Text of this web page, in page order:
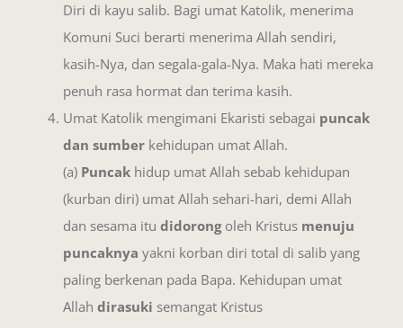
Diri di kayu salib. Bagi umat Katolik, menerima
Komuni Suci berarti menerima Allah sendiri,
kasih-Nya, dan segala-gala-Nya. Maka hati mereka
penuh rasa hormat dan terima kasih.
Umat Katolik mengimani Ekaristi sebagai puncak
dan sumber kehidupan umat Allah.
(a) Puncak hidup umat Allah sebab kehidupan
(kurban diri) umat Allah sehari-hari, demi Allah
dan sesama itu didorongoleh Kristus menuju
puncaknya yakni korban diri total di salib yang
paling berkenan pada Bapa. Kehidupan umat
Allah dirasuki semangat Kristus